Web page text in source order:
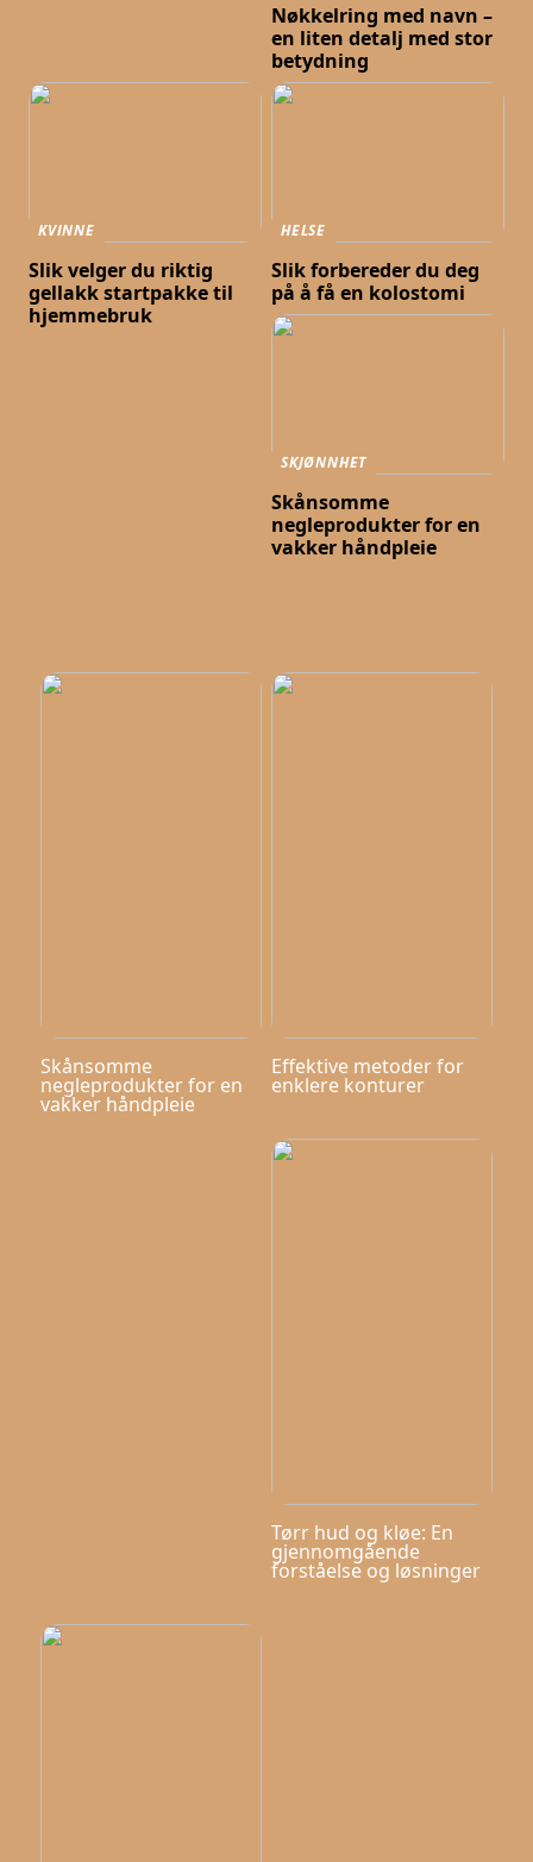
Nøkkelring med navn –
en liten detalj med stor
betydning
KVINNE
Slik velger du riktig
gellakk startpakke til
hjemmebruk
HELSE
Slik forbereder du deg
på å få en kolostomi
SKJØNNHET
Skånsomme
negleprodukter for en
vakker håndpleie
Skånsomme
negleprodukter for en
vakker håndpleie
Effektive metoder for
enklere konturer
Tørr hud og kløe: En
gjennomgående
forståelse og løsninger